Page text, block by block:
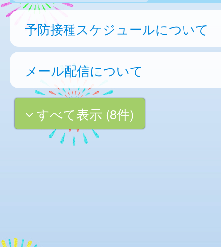
予防接種スケジュールについて
メール配信について
すべて表示 (8件)